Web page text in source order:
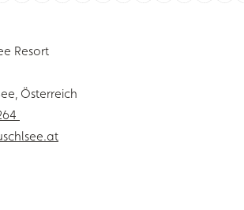
Resort
Österreich